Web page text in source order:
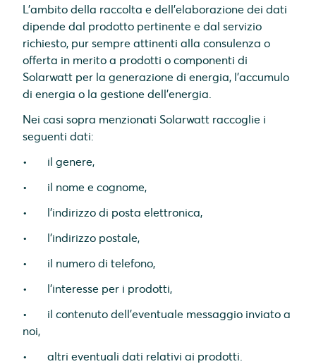
L'ambito della raccolta e dell'elaborazione dei dati
dipende dal prodotto pertinente e dal servizio
richiesto, pur sempre attinenti alla consulenza o
offerta in merito a prodotti o componenti di
Solarwatt per la generazione di energia, l'accumulo
di energia o la gestione dell'energia.
Nei casi sopra menzionati Solarwatt raccoglie i
seguenti dati:
• il genere,
• il nome e cognome,
• l’indirizzo di posta elettronica,
• l’indirizzo postale,
• il numero di telefono,
• l’interesse per i prodotti,
• il contenuto dell’eventuale messaggio inviato a
noi,
• altri eventuali dati relativi ai prodotti.